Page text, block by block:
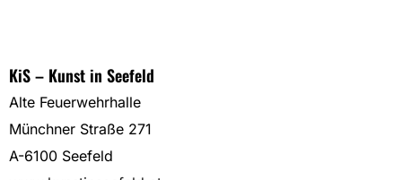
KiS – Kunst in Seefeld
Alte Feuerwehrhalle
Münchner Straße 271
A-6100 Seefeld